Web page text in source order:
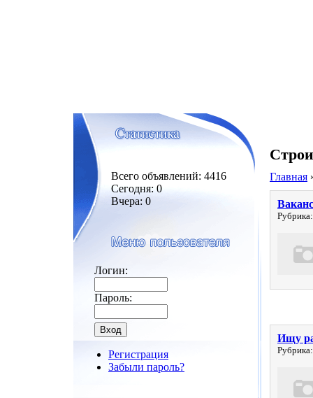
Всего объявлений: 4416
Сегодня: 0
Вчера: 0
Логин:
Пароль:
Регистрация
Забыли пароль?
Главная
Ищу